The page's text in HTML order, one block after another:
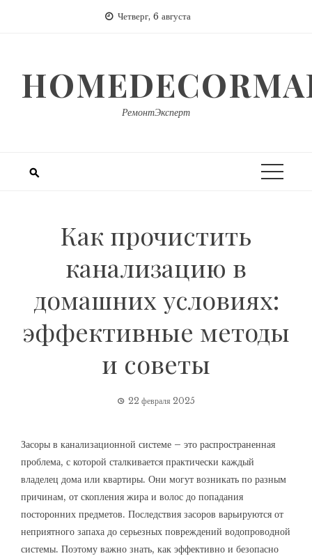
Четверг, 6 августа
РемонтЭксперт
Как прочистить
канализацию в
домашних условиях:
эффективные методы
и советы
22 февраля 2025
Засоры в канализационной системе – это распространенная
проблема, с которой сталкивается практически каждый
владелец дома или квартиры. Они могут возникать по разным
причинам, от скопления жира и волос до попадания
посторонних предметов. Последствия засоров варьируются от
неприятного запаха до серьезных повреждений водопроводной
системы. Поэтому важно знать, как эффективно и безопасно